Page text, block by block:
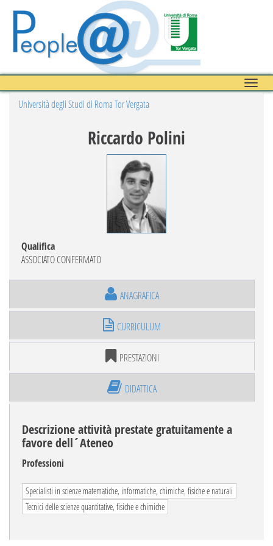
Toggle
Università degli Studi di Roma Tor Vergata
Riccardo Polini
Qualifica
ASSOCIATO CONFERMATO
ANAGRAFICA
CURRICULUM
PRESTAZIONI
DIDATTICA
Descrizione attività prestate gratuitamente a
favore dell´Ateneo
Professioni
Specialisti in scienze matematiche, informatiche, chimiche, fisiche e naturali
Tecnici delle scienze quantitative, fisiche e chimiche